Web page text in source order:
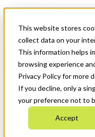
This website stores
collect data on your
This information helps
browsing experience
Privacy Policy for more
If you decline, only a
your preference not to
Accept
News & Events
Get Started
Menu
Who We Are
Strategic Plan